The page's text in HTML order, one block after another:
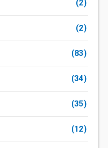
(2)
(2)
(83)
(34)
(35)
(12)